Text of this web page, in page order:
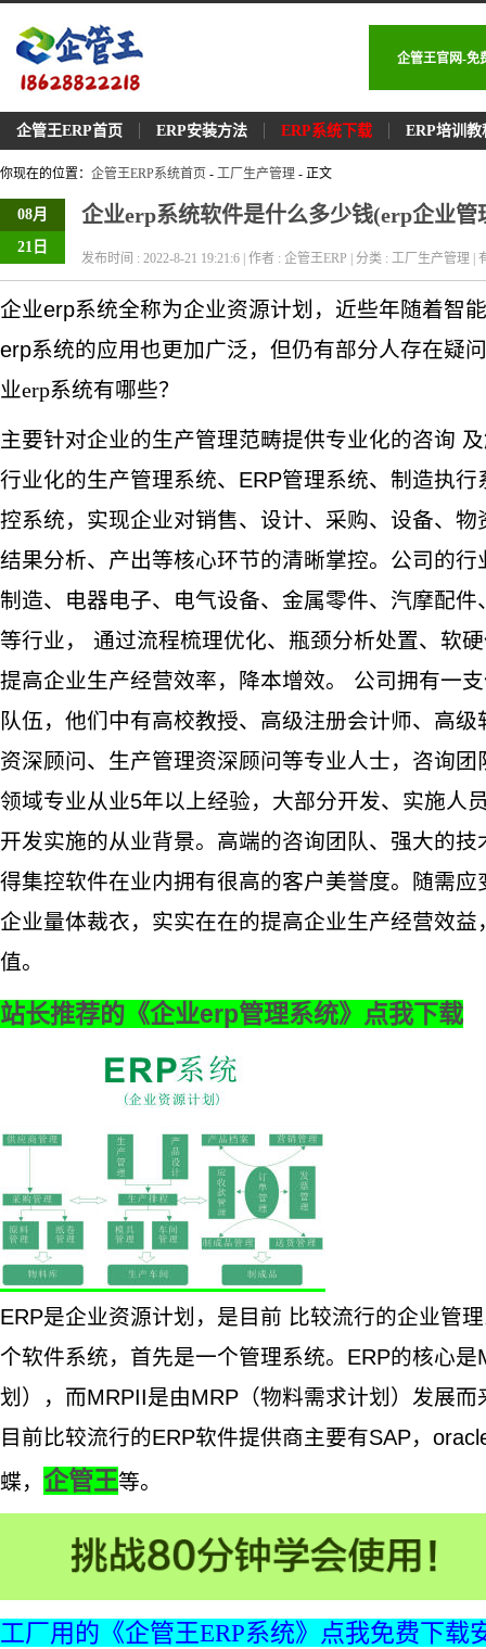
企管王官网-免
企管王ERP首页 ERP安装方法 ERP系统下载 ERP培训教
你现在的位置： 企管王ERP系统首页 - 工厂生产管理 - 正文
08月
21日
企业erp系统软件是什么多少钱(erp企业管
发布时间 : 2022-8-21 19:21:6 | 作者 : 企管王ERP | 分类 : 工厂生产管理 |
企业erp系统全称为企业资源计划，近些年随着智
erp系统的应用也更加广泛，但仍有部分人存在疑
业erp系统有哪些？
主要针对企业的生产管理范畴提供专业化的咨询
行业化的生产管理系统、ERP管理系统、制造执
控系统，实现企业对销售、设计、采购、设备、
结果分析、产出等核心环节的清晰掌控。公司的
制造、电器电子、电气设备、金属零件、汽摩配
等行业， 通过流程梳理优化、瓶颈分析处置、软
提高企业生产经营效率，降本增效。 公司拥有一
队伍，他们中有高校教授、高级注册会计师、高
资深顾问、生产管理资深顾问等专业人士，咨询
领域专业从业5年以上经验，大部分开发、实施人
开发实施的从业背景。高端的咨询团队、强大的
得集控软件在业内拥有很高的客户美誉度。随需
企业量体裁衣，实实在在的提高企业生产经营效
值。
站长推荐的《企业erp管理系统》点我下载
ERP是企业资源计划 ，是目前 比较流行的企业管
个软件系统，首先是一个管理系统。ERP的核心
划），而MRPII是由MRP（物料需求计划）发展而
目前比较流行的ERP软件提供商主要有SAP，
蝶， 企管王等。
工厂用的《企管王ERP系统》点我免费下载